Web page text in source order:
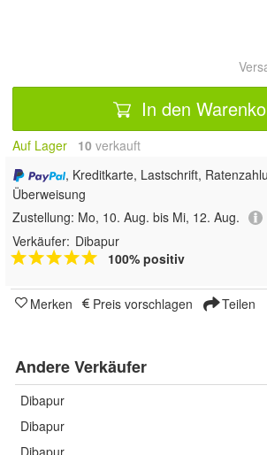
In den
Auf Lager 10 verkauft
, Kreditkarte, Lastschrift,
Überweisung
Zustellung: Mo, 10. Aug. bis Mi, 12. Aug.
Verkäufer: Dibapur
100% positiv
Merken Preis vorschlagen Teilen
Andere Verkäufer
Dibapur
Dibapur
Dibapur